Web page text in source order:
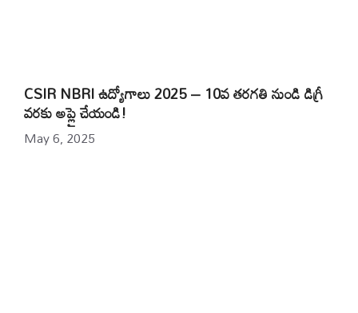
CSIR NBRI ఉద్యోగాలు 2025 – 10వ తరగతి నుండి డిగ్రీ
వరకు అప్లై చేయండి!
May 6, 2025